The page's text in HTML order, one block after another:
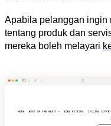
Apabila pelanggan ingin
tentang produk dan
mereka boleh melayari